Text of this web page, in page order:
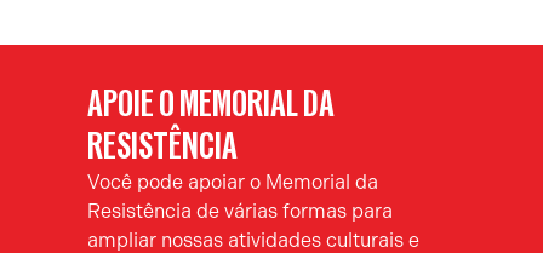
APOIE O MEMORIAL DA
RESISTÊNCIA
Você pode apoiar o Memorial da
Resistência de várias formas para
ampliar nossas atividades culturais e